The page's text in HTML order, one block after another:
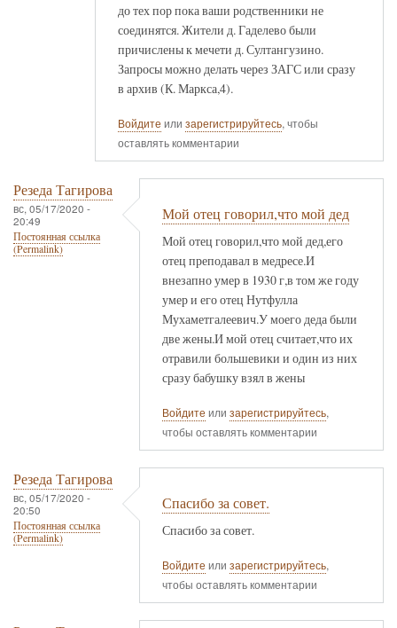
до тех пор пока ваши родственники не
соединятся. Жители д. Гаделево были
причислены к мечети д. Султангузино.
Запросы можно делать через ЗАГС или сразу
в архив (К. Маркса,4).
Войдите или зарегистрируйтесь, чтобы
оставлять комментарии
Резеда Тагирова
вс, 05/17/2020 -
20:49
Постоянная ссылка
(Permalink)
Мой отец говорил,что мой дед
Мой отец говорил,что мой дед,его
отец преподавал в медресе.И
внезапно умер в 1930 г,в том же году
умер и его отец Нутфулла
Мухаметгалеевич.У моего деда были
две жены.И мой отец считает,что их
отравили большевики и один из них
сразу бабушку взял в жены
Войдите или зарегистрируйтесь,
чтобы оставлять комментарии
Резеда Тагирова
вс, 05/17/2020 -
20:50
Постоянная ссылка
(Permalink)
Спасибо за совет.
Спасибо за совет.
Войдите или зарегистрируйтесь,
чтобы оставлять комментарии